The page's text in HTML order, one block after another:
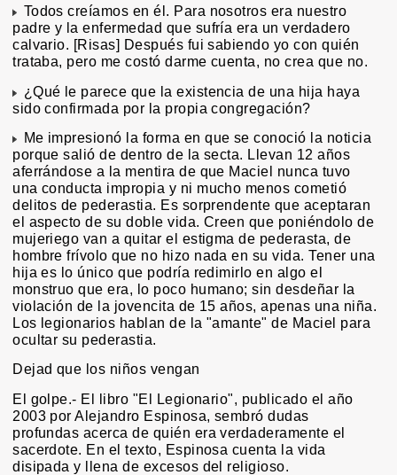
Todos creíamos en él. Para nosotros era nuestro
padre y la enfermedad que sufría era un verdadero
calvario. [Risas] Después fui sabiendo yo con quién
trataba, pero me costó darme cuenta, no crea que no.
¿Qué le parece que la existencia de una hija haya
sido confirmada por la propia congregación?
Me impresionó la forma en que se conoció la noticia
porque salió de dentro de la secta. Llevan 12 años
aferrándose a la mentira de que Maciel nunca tuvo
una conducta impropia y ni mucho menos cometió
delitos de pederastia. Es sorprendente que aceptaran
el aspecto de su doble vida. Creen que poniéndolo de
mujeriego van a quitar el estigma de pederasta, de
hombre frívolo que no hizo nada en su vida. Tener una
hija es lo único que podría redimirlo en algo el
monstruo que era, lo poco humano; sin desdeñar la
violación de la jovencita de 15 años, apenas una niña.
Los legionarios hablan de la "amante" de Maciel para
ocultar su pederastia.
Dejad que los niños vengan
El golpe.- El libro "El Legionario", publicado el año
2003 por Alejandro Espinosa, sembró dudas
profundas acerca de quién era verdaderamente el
sacerdote. En el texto, Espinosa cuenta la vida
disipada y llena de excesos del religioso.